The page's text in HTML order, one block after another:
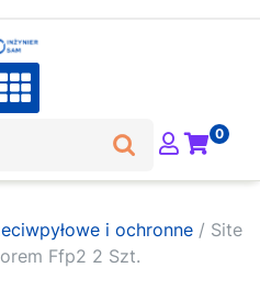
0
i ochronne / Site
Ffp2 2 Szt.